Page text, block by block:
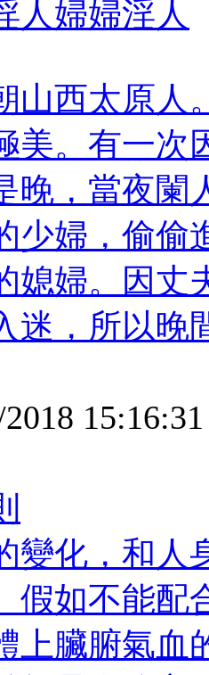
人婦婦淫人
山西太原人
美。有一次
晚，當夜闌
少婦，偷偷
媳婦。因丈
迷，所以晚
15:16:31
變化，和人
假如不能配
上臟腑氣血